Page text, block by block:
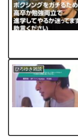
ひろゆき雑談